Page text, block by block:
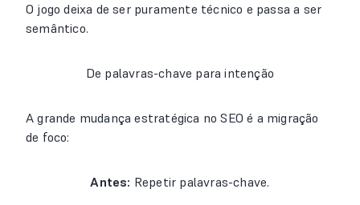
O jogo deixa de ser puramente técnico e passa a ser
semântico.
De palavras-chave para intenção
A grande mudança estratégica no SEO é a migração
de foco:
Antes: Repetir palavras-chave.